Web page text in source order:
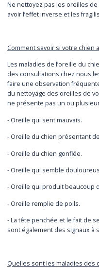
Ne nettoyez pas les oreilles
avoir l’effet inverse et les
Comment savoir si votre chien
Les maladies de l’oreille du
des consultations chez nous
faire une observation
du nettoyage des oreilles de
ne présente pas un ou
- Oreille qui sent mauvais.
- Oreille du chien présentant
- Oreille du chien gonflée.
- Oreille qui semble
- Oreille qui produit beaucoup
- Oreille remplie de poils.
- La tête penchée et le fait de
sont également des signaux à
Quelles sont les maladies des